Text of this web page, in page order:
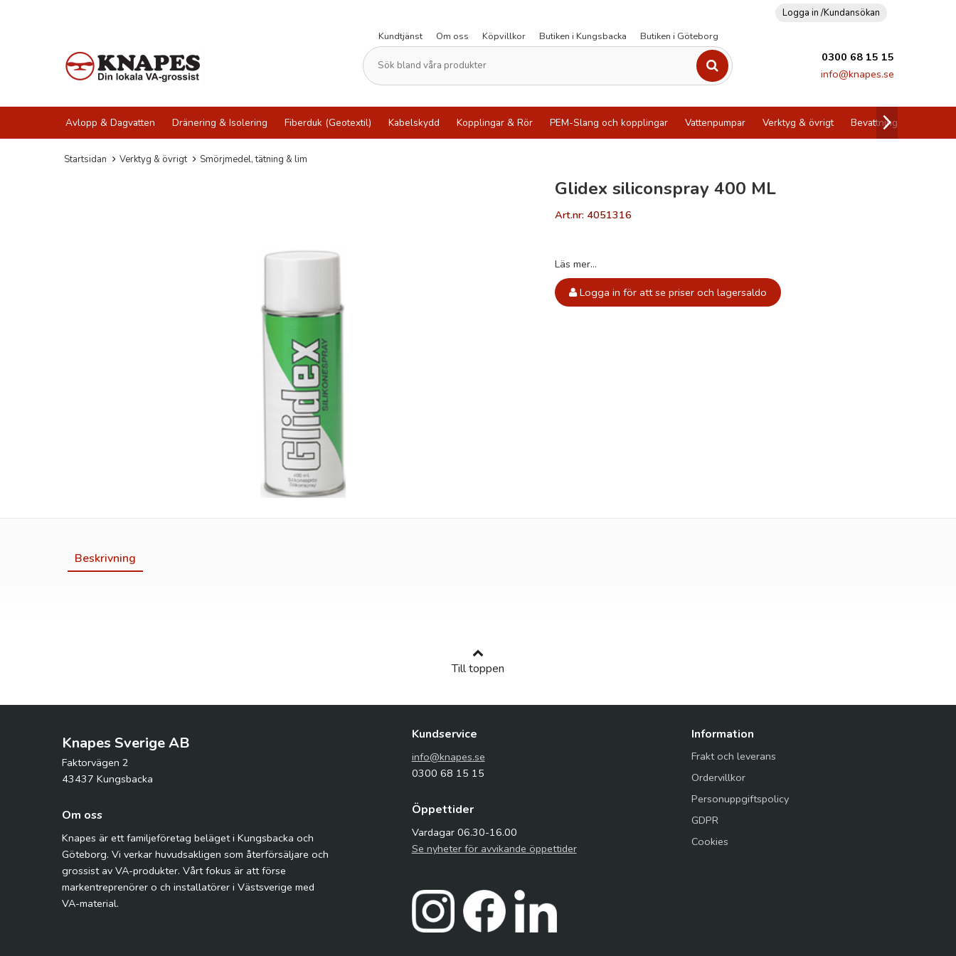
Logga in /Kundansökan
Kundtjänst
Om oss Köpvillkor Butiken i Kungsbacka Butiken i Göteborg
0300 68 15 15
info@knapes.se
Avlopp & Dagvatten Dränering & Isolering Fiberduk (Geotextil) Kabelskydd Kopplingar & Rör PEM-Slang och kopplingar Vattenpumpar Verktyg & övrigt Bevattning
Startsidan Verktyg & övrigt Smörjmedel, tätning & lim
Glidex siliconspray 400 ML
Art.nr: 4051316
Läs mer...
Logga in för att se priser och lagersaldo
Beskrivning
Till toppen
Knapes Sverige AB
Faktorvägen 2
43437 Kungsbacka
Om oss
Knapes är ett familjeföretag beläget i Kungsbacka och
Göteborg. Vi verkar huvudsakligen som återförsäljare och
grossist av VA-produkter. Vårt fokus är att förse
markentreprenörer o ch installatörer i Västsverige med
VA-material.
Kundservice
info@knapes.se
0300 68 15 15
Öppettider
Vardagar 06.30-16.00
Se nyheter för avvikande öppettider
Information
Frakt och leverans
Ordervillkor
Personuppgiftspolicy
GDPR
Cookies